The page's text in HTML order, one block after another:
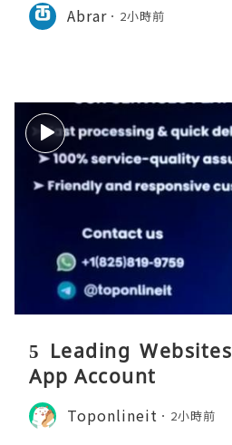
Abrar 2小時前
5 Leading
App Account
Toponlineit 2小時前